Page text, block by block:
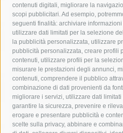
contenuti digitali, migliorare la
scopi pubblicitari. Ad esempio,
seguenti finalità: archiviare
utilizzare dati limitati per la selezione
la pubblicità personalizzata, utilizzare
pubblicità personalizzata, creare profili
contenuti, utilizzare profili per la
misurare le prestazioni degli annunci,
contenuti, comprendere il pubblico
combinazione di dati provenienti da
migliorare i servizi, utilizzare dati
garantire la sicurezza, prevenire e
erogare e presentare pubblicità e
scelte sulla privacy, abbinare e
acqua allerta meteo
anas
area marina protetta di punta
Asl Napoli 3 sud
capitaneria di
castellammare di stabia
comune di sorrento
concerto
costiera amalfitana
covid-19
fondazione sorrento
gori
lavori
lorenzo balducelli mare